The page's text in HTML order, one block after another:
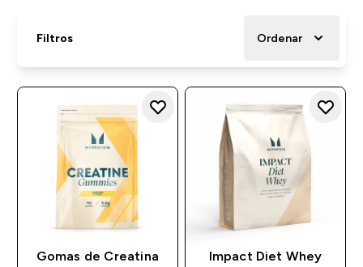
Filtros Ordenar
Gomas de Creatina
Impact Diet Whey